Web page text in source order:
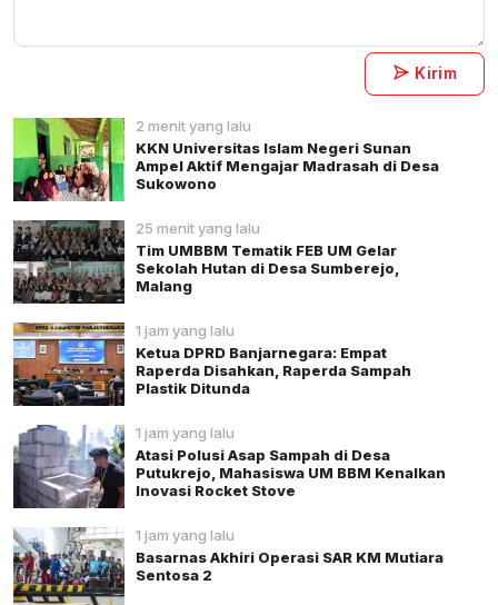
Kirim
2 menit yang lalu
KKN Universitas Islam Negeri Sunan
Ampel Aktif Mengajar Madrasah di Desa
Sukowono
25 menit yang lalu
Tim UMBBM Tematik FEB UM Gelar
Sekolah Hutan di Desa Sumberejo,
Malang
1 jam yang lalu
Ketua DPRD Banjarnegara: Empat
Raperda Disahkan, Raperda Sampah
Plastik Ditunda
1 jam yang lalu
Atasi Polusi Asap Sampah di Desa
Putukrejo, Mahasiswa UM BBM Kenalkan
Inovasi Rocket Stove
1 jam yang lalu
Basarnas Akhiri Operasi SAR KM Mutiara
Sentosa 2